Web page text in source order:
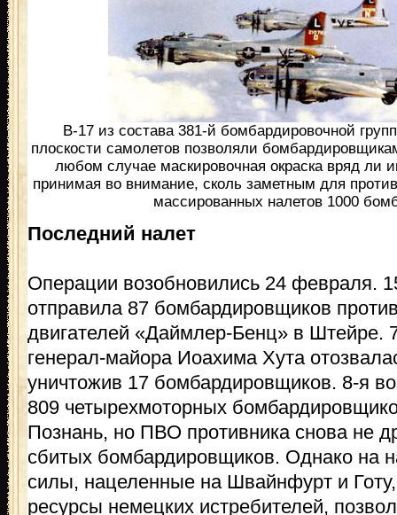
В-17 из состава 381-й бомбардировочной
плоскости самолетов позволяли
любом случае маскировочная окраска вряд ли
принимая во внимание, сколь заметным для
массированных налетов 1000
Последний налет
Операции возобновились 24 февраля.
отправила 87 бомбардировщиков
двигателей «Даймлер-Бенц» в Штейре.
генерал-майора Иоахима Хута
уничтожив 17 бомбардировщиков. 8-я
809 четырехмоторных
Познань, но ПВО противника снова не
сбитых бомбардировщиков. Однако на
силы, нацеленные на Швайнфурт и
ресурсы немецких истребителей,